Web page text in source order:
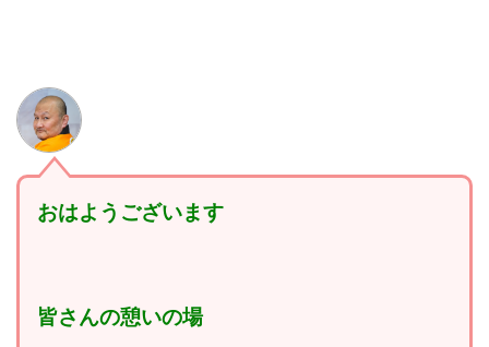
おはようございます
皆さんの憩いの場